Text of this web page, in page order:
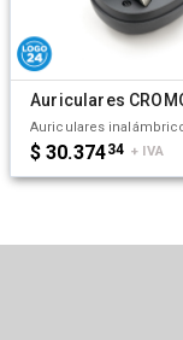
Auriculares
$ 30.37434 + IVA